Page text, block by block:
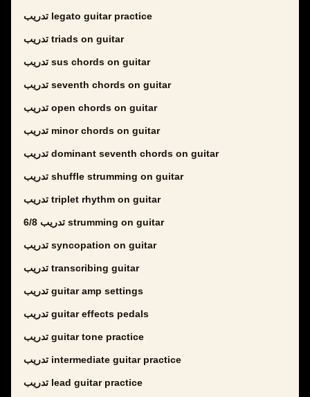
تدريب legato guitar practice
تدريب triads on guitar
تدريب sus chords on guitar
تدريب seventh chords on guitar
تدريب open chords on guitar
تدريب minor chords on guitar
تدريب dominant seventh chords on guitar
تدريب shuffle strumming on guitar
تدريب triplet rhythm on guitar
تدريب 6/8 strumming on guitar
تدريب syncopation on guitar
تدريب transcribing guitar
تدريب guitar amp settings
تدريب guitar effects pedals
تدريب guitar tone practice
تدريب intermediate guitar practice
تدريب lead guitar practice